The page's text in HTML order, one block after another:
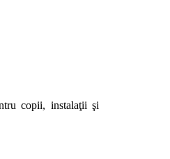
copii, instalaţii şi